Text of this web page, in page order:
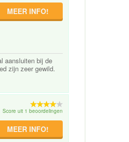
MEER INFO!
aansluiten bij de
zijn zeer gewild.
Score uit 1 beoordelingen
MEER INFO!